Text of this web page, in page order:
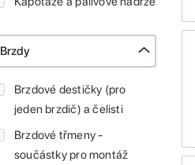
Brzdy
Brzdové destičky (pro
jeden brzdič) a čelisti
Brzdové třmeny -
součástky pro montáž